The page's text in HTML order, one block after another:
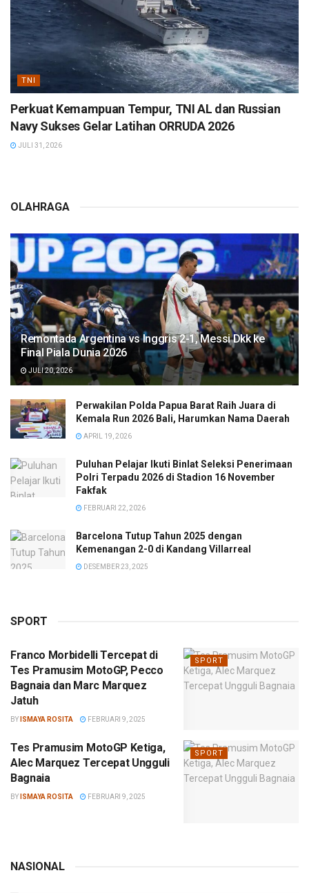
TNI
Perkuat Kemampuan Tempur, TNI AL dan Russian
Navy Sukses Gelar Latihan ORRUDA 2026
JULI 31, 2026
OLAHRAGA
Remontada Argentina vs Inggris 2-1, Messi Dkk ke
Final Piala Dunia 2026
JULI 20, 2026
Perwakilan Polda Papua Barat Raih Juara di
Kemala Run 2026 Bali, Harumkan Nama Daerah
APRIL 19, 2026
Puluhan Pelajar Ikuti Binlat Seleksi Penerimaan
Polri Terpadu 2026 di Stadion 16 November
Fakfak
FEBRUARI 22, 2026
Barcelona Tutup Tahun 2025 dengan
Kemenangan 2-0 di Kandang Villarreal
DESEMBER 23, 2025
SPORT
SPORT
Franco Morbidelli Tercepat di
Tes Pramusim MotoGP, Pecco
Bagnaia dan Marc Marquez
Jatuh
BY ISMAYA ROSITA FEBRUARI 9, 2025
SPORT
Tes Pramusim MotoGP Ketiga,
Alec Marquez Tercepat Ungguli
Bagnaia
BY ISMAYA ROSITA FEBRUARI 9, 2025
NASIONAL